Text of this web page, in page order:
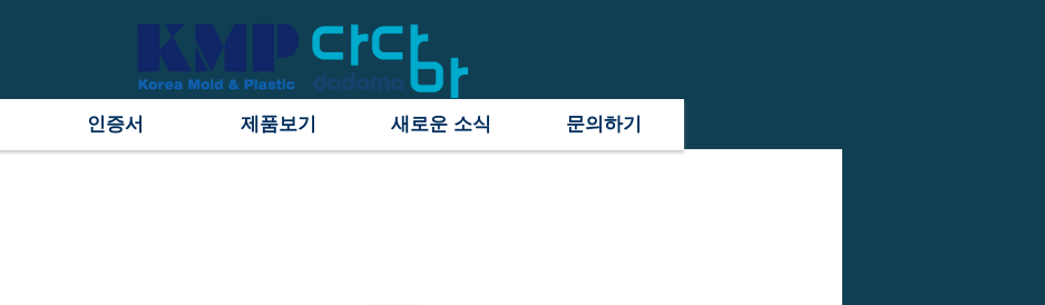
인증서 제품보기 새로운 소식 문의하기